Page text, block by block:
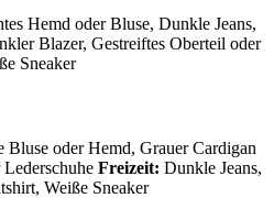
Hemd oder Bluse, Dunkle Jeans,
Blazer, Gestreiftes Oberteil oder
Sneaker
Bluse oder Hemd, Grauer Cardigan
Freizeit: Dunkle Jeans,
Weiße Sneaker